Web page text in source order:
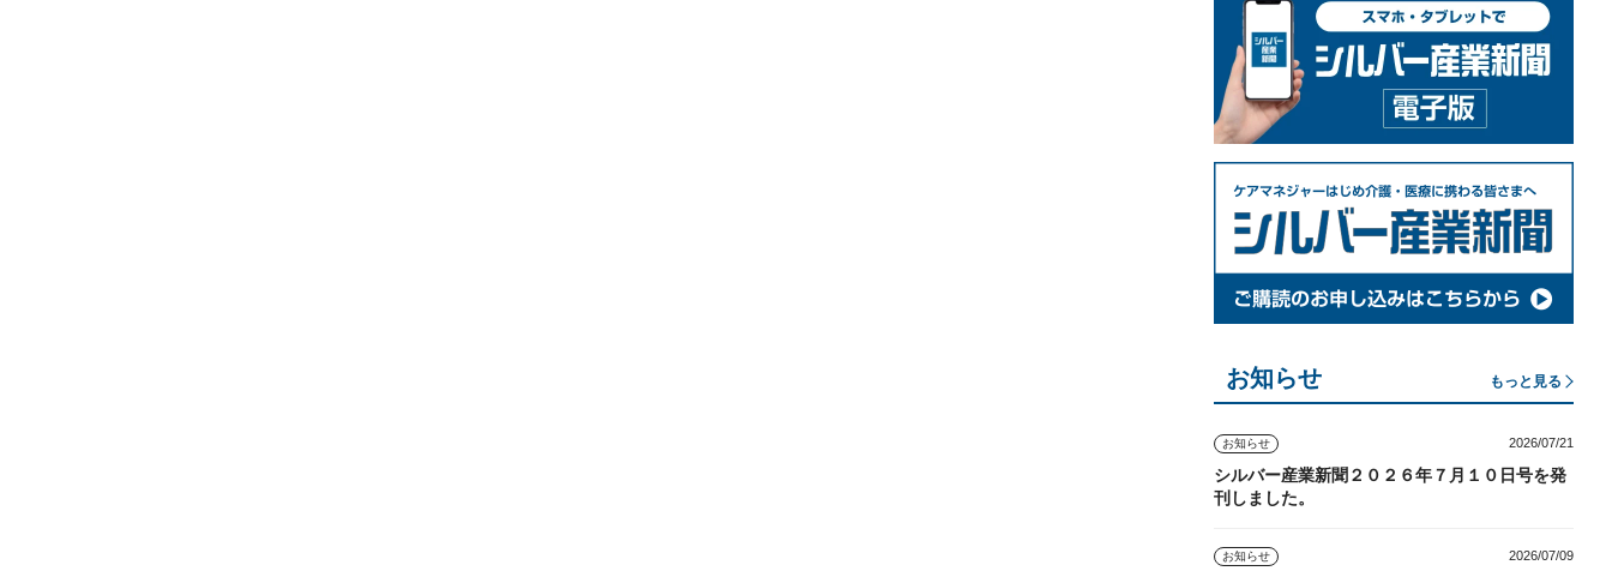
お知らせ もっと見る
お知らせ 2026/07/21
シルバー産業新聞２０２６年７月１０日号を発
刊しました。
お知らせ 2026/07/09